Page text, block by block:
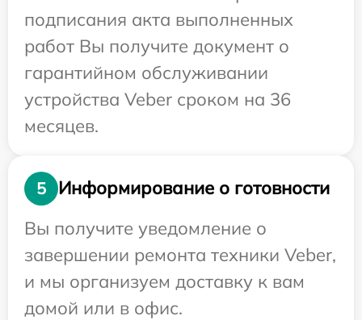
подписания акта выполненных
работ Вы получите документ о
гарантийном обслуживании
устройства Veber сроком на 36
месяцев.
5
Информирование о готовности
Вы получите уведомление о
завершении ремонта техники Veber,
и мы организуем доставку к вам
домой или в офис.